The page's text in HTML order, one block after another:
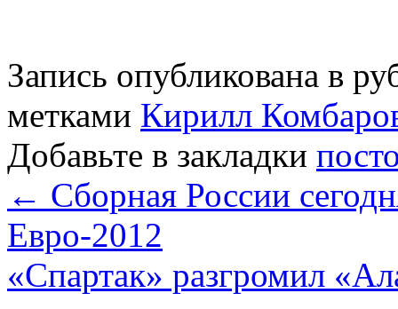
Запись опубликована в
метками Кирилл
Добавьте в закладки
← Сборная России
Евро-2012
«Спартак» разгромил